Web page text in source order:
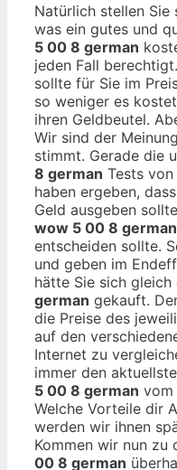
Natürlich stellen Sie
was ein gutes und
5 00 8 german
jeden Fall
sollte für Sie im
so weniger es
ihren Geldbeutel.
Wir sind der
stimmt. Gerade die
8 german Tests
haben ergeben,
Geld ausgeben
wow 5 00 8 german
entscheiden sollte.
und geben im
hätte Sie sich gleich
german gekauft.
die Preise des
auf den
Internet zu
immer den
5 00 8 german vom
Welche Vorteile dir
werden wir ihnen
Kommen wir nun zu
00 8 german